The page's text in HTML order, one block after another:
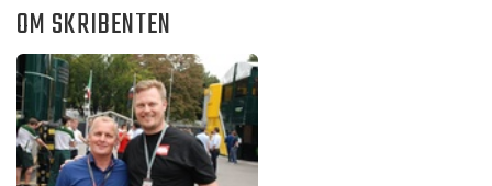
OM SKRIBENTEN